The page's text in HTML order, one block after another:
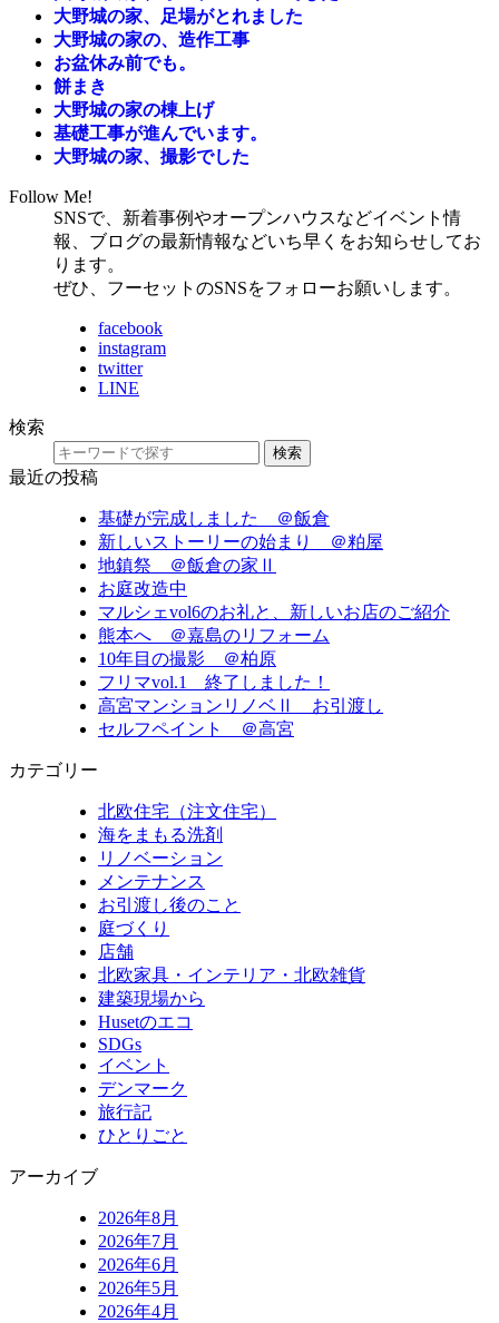
大野城の家、足場がとれました
大野城の家の、造作工事
お盆休み前でも。
餅まき
大野城の家の棟上げ
基礎工事が進んでいます。
大野城の家、撮影でした
Follow Me!
SNSで、新着事例やオープンハウスなどイベント情
報、ブログの最新情報などいち早くをお知らせしてお
ります。
ぜひ、フーセットのSNSをフォローお願いします。
facebook
instagram
twitter
LINE
検索
検索
最近の投稿
基礎が完成しました ＠飯倉
新しいストーリーの始まり ＠粕屋
地鎮祭 ＠飯倉の家Ⅱ
お庭改造中
マルシェvol6のお礼と、新しいお店のご紹介
熊本へ ＠嘉島のリフォーム
10年目の撮影 ＠柏原
フリマvol.1 終了しました！
高宮マンションリノベⅡ お引渡し
セルフペイント ＠高宮
カテゴリー
北欧住宅（注文住宅）
海をまもる洗剤
リノベーション
メンテナンス
お引渡し後のこと
庭づくり
店舗
北欧家具・インテリア・北欧雑貨
建築現場から
Husetのエコ
SDGs
イベント
デンマーク
旅行記
ひとりごと
アーカイブ
2026年8月
2026年7月
2026年6月
2026年5月
2026年4月